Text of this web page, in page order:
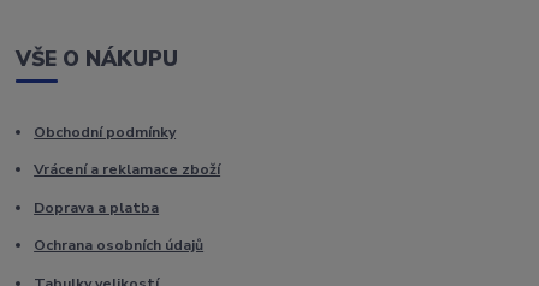
VŠE O NÁKUPU
Obchodní podmínky
Vrácení a reklamace zboží
Doprava a platba
Ochrana osobních údajů